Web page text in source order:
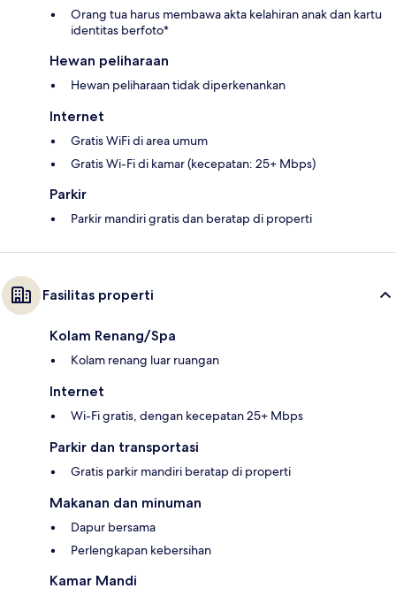
Orang tua harus membawa akta kelahiran anak dan kartu
identitas berfoto*
Hewan peliharaan
Hewan peliharaan tidak diperkenankan
Internet
Gratis WiFi di area umum
Gratis Wi-Fi di kamar (kecepatan: 25+ Mbps)
Parkir
Parkir mandiri gratis dan beratap di properti
Fasilitas properti
Kolam Renang/Spa
Kolam renang luar ruangan
Internet
Wi-Fi gratis, dengan kecepatan 25+ Mbps
Parkir dan transportasi
Gratis parkir mandiri beratap di properti
Makanan dan minuman
Dapur bersama
Perlengkapan kebersihan
Kamar Mandi